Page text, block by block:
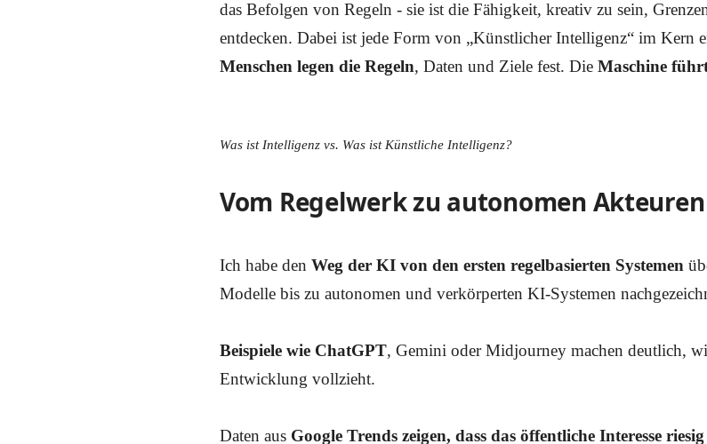
das Befolgen von Regeln - sie ist die Fähigkeit, kreativ zu sein,
entdecken. Dabei ist jede Form von „Künstlicher Intelligenz“ im Kern
Menschen legen die Regeln, Daten und Ziele fest. Die Maschine
Was ist Intelligenz vs. Was ist Künstliche Intelligenz?
Vom Regelwerk zu autonomen Akteuren
Ich habe den Weg der KI von den ersten regelbasierten Systemen
Modelle bis zu autonomen und verkörperten KI-Systemen
Beispiele wie ChatGPT, Gemini oder Midjourney machen deutlich,
Entwicklung vollzieht.
Daten aus Google Trends zeigen, dass das öffentliche Interesse